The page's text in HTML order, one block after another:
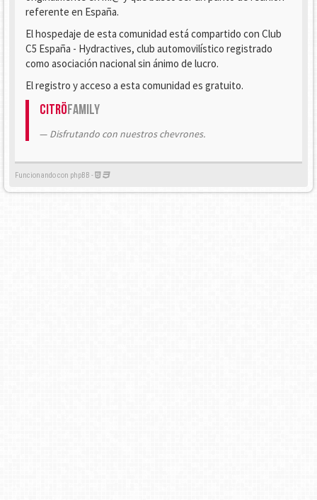
referente en España.
El hospedaje de esta comunidad está compartido con Club
C5 España - Hydractives, club automovilístico registrado
como asociación nacional sin ánimo de lucro.
El registro y acceso a esta comunidad es gratuito.
CitröFamily
Disfrutando con nuestros chevrones.
Funcionando con phpBB -